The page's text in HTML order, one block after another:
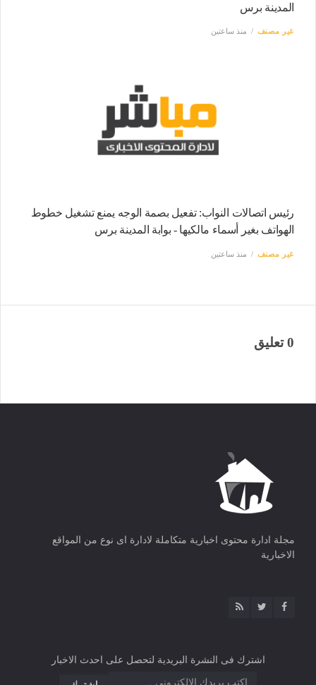
المدينة برس
غير مصنف منذ ساعتين
رئيس اتصالات النواب: تفعيل بصمة الوجه يمنع تشغيل خطوط
الهواتف بغير أسماء مالكيها - بوابة المدينة برس
غير مصنف منذ ساعتين
0 تعليق
مجلة ادارة محتوى اخبارية متكاملة لادارة اى نوع من المواقع
الاخبارية
اشترك فى النشرة البريدية لتحصل على احدث الاخبار